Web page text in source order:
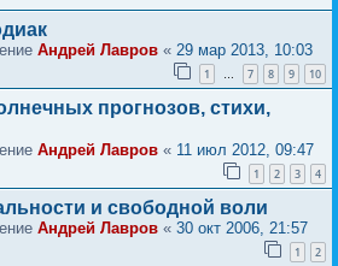
Андрей Лавров « 29 мар 2013, 10:03
1 … 7 8 9 10
прогнозов, стихи,
Андрей Лавров « 11 июл 2012, 09:47
1 2 3 4
и свободной воли
Андрей Лавров « 30 окт 2006, 21:57
1 2